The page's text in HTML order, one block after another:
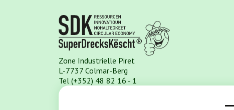
Zone Industrielle Piret
L-7737 Colmar-Berg
Tel (+352) 48 82 16 - 1